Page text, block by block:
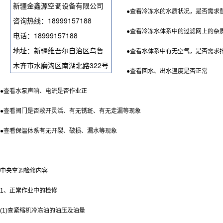
新疆金鑫源空调设备有限公司
咨询热线：18999157188
电话：18999157188
地址：新疆维吾尔自治区乌鲁
木齐市水磨沟区南湖北路322号
●查看冷冻水的水质状况，是否需求
●查看冷冻水体系中的过滤网上的杂
●查看水体系中有无空气，是否需求
●查看回水、出水温度是否正常
●查看水泵声响、电流是否作业正
●查看阀门是否敞开灵活、有无锈斑、有无走漏等现象
●查看保温体系有无开裂、破损、漏水等现象
中央空调检修内容
1、正常作业中的检修
(1)查紧缩机冷冻油的油压及油量